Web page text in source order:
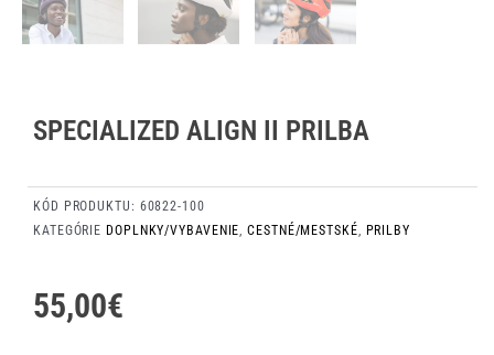
SPECIALIZED ALIGN II PRILBA
KÓD PRODUKTU: 60822-100
KATEGÓRIE DOPLNKY/VYBAVENIE ,CESTNÉ/MESTSKÉ PRILBY
55,00€